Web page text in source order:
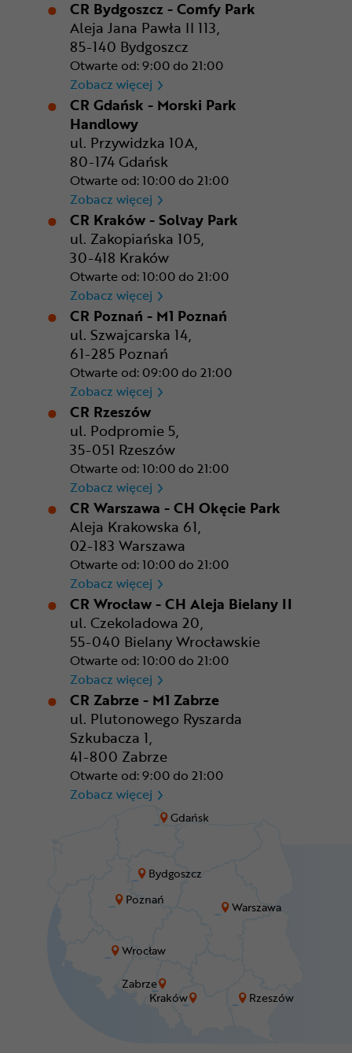
Bydgoszcz
Gdańsk
Kraków
Poznań
Rzeszów
Warszawa
Wrocław
Zabrze
CR Bydgoszcz - Comfy Park
Aleja Jana Pawła II 113,
85-140 Bydgoszcz
Otwarte od: 9:00 do 21:00
Zobacz więcej CR Bydgoszcz - Comfy Park
CR Gdańsk - Morski Park
Handlowy
ul. Przywidzka 10A,
80-174 Gdańsk
Otwarte od: 10:00 do 21:00
Zobacz więcej CR Gdańsk - Morski Park
CR Kraków - Solvay Park
ul. Zakopiańska 105,
30-418 Kraków
Otwarte od: 10:00 do 21:00
Zobacz więcej CR Kraków - Solvay Park
CR Poznań - M1 Poznań
ul. Szwajcarska 14,
61-285 Poznań
Otwarte od: 09:00 do 21:00
Zobacz więcej CR Poznań - M1 Poznań
CR Rzeszów
ul. Podpromie 5,
35-051 Rzeszów
Otwarte od: 10:00 do 21:00
Zobacz więcej CR Rzeszów
CR Warszawa - CH Okęcie Park
Aleja Krakowska 61,
02-183 Warszawa
Otwarte od: 10:00 do 21:00
Zobacz więcej CR Warszawa - CH Okęcie
CR Wrocław - CH Aleja Bielany II
ul. Czekoladowa 20,
55-040 Bielany Wrocławskie
Otwarte od: 10:00 do 21:00
Zobacz więcej CR Wrocław - CH Aleja
CR Zabrze - M1 Zabrze
ul. Plutonowego Ryszarda
Szkubacza 1,
41-800 Zabrze
Otwarte od: 9:00 do 21:00
Zobacz więcej CR Zabrze - M1 Zabrze